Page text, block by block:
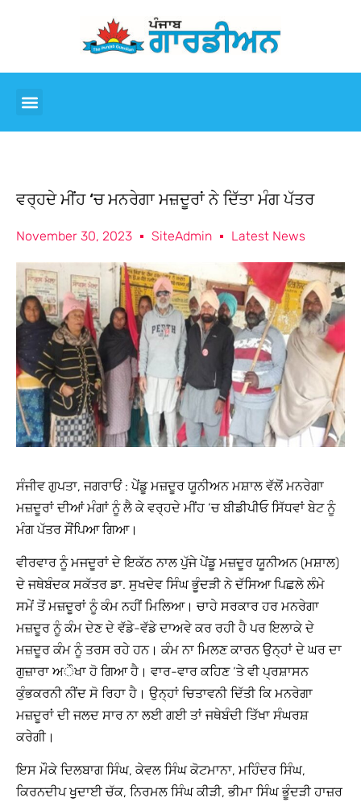
ਵਰ੍ਹਦੇ ਮੀਂਹ ‘ਚ ਮਨਰੇਗਾ ਮਜ਼ਦੂਰਾਂ ਨੇ ਦਿੱਤਾ ਮੰਗ ਪੱਤਰ
November 30, 2023 SiteAdmin Latest News
ਸੰਜੀਵ ਗੁਪਤਾ, ਜਗਰਾਓਂ : ਪੇਂਡੂ ਮਜ਼ਦੂਰ ਯੂਨੀਅਨ ਮਸ਼ਾਲ ਵੱਲੋਂ ਮਨਰੇਗਾ
ਮਜ਼ਦੂਰਾਂ ਦੀਆਂ ਮੰਗਾਂ ਨੂੰ ਲੈ ਕੇ ਵਰ੍ਹਦੇ ਮੀਂਹ ‘ਚ ਬੀਡੀਪੀਓ ਸਿੱਧਵਾਂ ਬੇਟ ਨੂੰ
ਮੰਗ ਪੱਤਰ ਸੌਂਪਿਆ ਗਿਆ।
ਵੀਰਵਾਰ ਨੂੰ ਮਜਦੂਰਾਂ ਦੇ ਇਕੱਠ ਨਾਲ ਪੁੱਜੇ ਪੇਂਡੂ ਮਜ਼ਦੂਰ ਯੂਨੀਅਨ (ਮਸ਼ਾਲ)
ਦੇ ਜਥੇਬੰਦਕ ਸਕੱਤਰ ਡਾ. ਸੁਖਦੇਵ ਸਿੰਘ ਭੂੰਦੜੀ ਨੇ ਦੱਸਿਆ ਪਿਛਲੇ ਲੰਮੇ
ਸਮੇਂ ਤੋਂ ਮਜ਼ਦੂਰਾਂ ਨੂੰ ਕੰਮ ਨਹੀਂ ਮਿਲਿਆ। ਚਾਹੇ ਸਰਕਾਰ ਹਰ ਮਨਰੇਗਾ
ਮਜ਼ਦੂਰ ਨੂੰ ਕੰਮ ਦੇਣ ਦੇ ਵੱਡੇ-ਵੱਡੇ ਦਾਅਵੇ ਕਰ ਰਹੀ ਹੈ ਪਰ ਇਲਾਕੇ ਦੇ
ਮਜ਼ਦੂਰ ਕੰਮ ਨੂੰ ਤਰਸ ਰਹੇ ਹਨ। ਕੰਮ ਨਾ ਮਿਲਣ ਕਾਰਨ ਉਨ੍ਹਾਂ ਦੇ ਘਰ ਦਾ
ਗੁਜ਼ਾਰਾ ਅੌਖਾ ਹੋ ਗਿਆ ਹੈ। ਵਾਰ-ਵਾਰ ਕਹਿਣ ‘ਤੇ ਵੀ ਪ੍ਰਸ਼ਾਸਨ
ਕੁੰਭਕਰਨੀ ਨੀਂਦ ਸੋ ਰਿਹਾ ਹੈ। ਉਨ੍ਹਾਂ ਚਿਤਾਵਨੀ ਦਿੱਤੀ ਕਿ ਮਨਰੇਗਾ
ਮਜ਼ਦੂਰਾਂ ਦੀ ਜਲਦ ਸਾਰ ਨਾ ਲਈ ਗਈ ਤਾਂ ਜਥੇਬੰਦੀ ਤਿੱਖਾ ਸੰਘਰਸ਼
ਕਰੇਗੀ।
ਇਸ ਮੌਕੇ ਦਿਲਬਾਗ ਸਿੰਘ, ਕੇਵਲ ਸਿੰਘ ਕੋਟਮਾਨਾ, ਮਹਿੰਦਰ ਸਿੰਘ,
ਕਿਰਨਦੀਪ ਖੁੁਦਾਈ ਚੱਕ, ਨਿਰਮਲ ਸਿੰਘ ਕੀੜੀ, ਭੀਮਾ ਸਿੰਘ ਭੂੰਦੜੀ ਹਾਜ਼ਰ